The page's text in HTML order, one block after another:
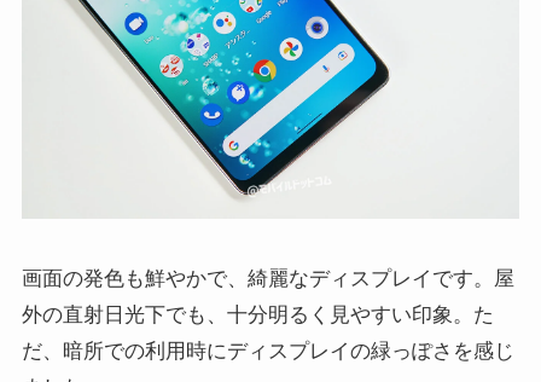
画面の発色も鮮やかで、綺麗なディスプレイです。屋
外の直射日光下でも、十分明るく見やすい印象。た
だ、暗所での利用時にディスプレイの緑っぽさを感じ